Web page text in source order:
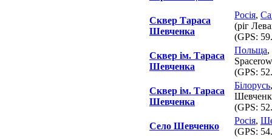
Сквер Тараса
Шевченка
Росія,
(ріг
(GPS:
Сквер ім. Тараса
Шевченка
Польща,
(GPS:
Сквер ім. Тараса
Шевченка
Білорусь
(GPS:
Село Шевченко
Росія,
(GPS: